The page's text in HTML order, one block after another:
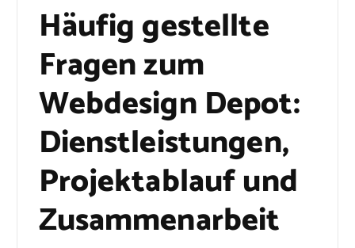
Häufig gestellte
Fragen zum
Webdesign Depot:
Dienstleistungen,
Projektablauf und
Zusammenarbeit